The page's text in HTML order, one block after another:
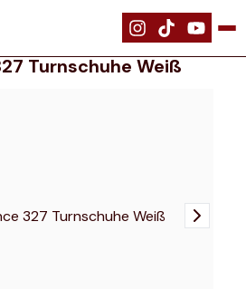
327 Turnschuhe Weiß
Turnschuhe Weiß